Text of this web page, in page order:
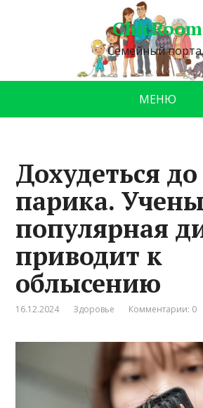
ChicRoom
Семейный
МЕНЮ
Дохудеться до
парика.
популярная
приводит к
облысению
16.12.2024 Здоровье Комментарии: 0